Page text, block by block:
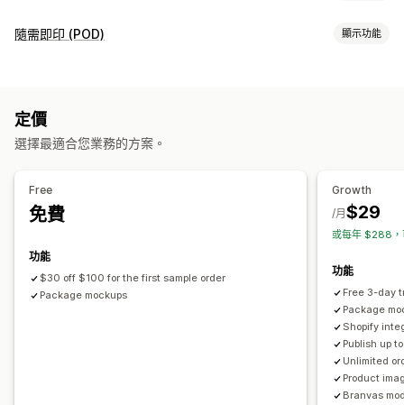
可銷售商品
中國
隨需即印 (POD) 顯示功能
運送選項
白標 大量運送
定價
選擇最適合您業務的方案。
Free
免費
功能
$30 off $100 for the first sample order
Package mockups
Growth
$29
/月
或每年 $288，
功能
Free 3-day
Package
Shopify
Publish up
Unlimited
Product
Branvas